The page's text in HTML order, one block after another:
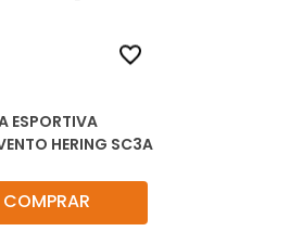
ESPORTIVA
HERING SC3A
COMPRAR